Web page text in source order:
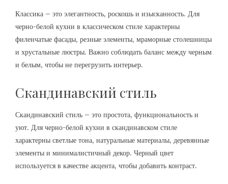
Классика – это элегантность, роскошь и изысканность. Для
черно-белой кухни в классическом стиле характерны
филенчатые фасады, резные элементы, мраморные столешницы
и хрустальные люстры. Важно соблюдать баланс между черным
и белым, чтобы не перегрузить интерьер.
Скандинавский стиль
Скандинавский стиль – это простота, функциональность и
уют. Для черно-белой кухни в скандинавском стиле
характерны светлые тона, натуральные материалы, деревянные
элементы и минималистичный декор. Черный цвет
используется в качестве акцента, чтобы добавить контраст.